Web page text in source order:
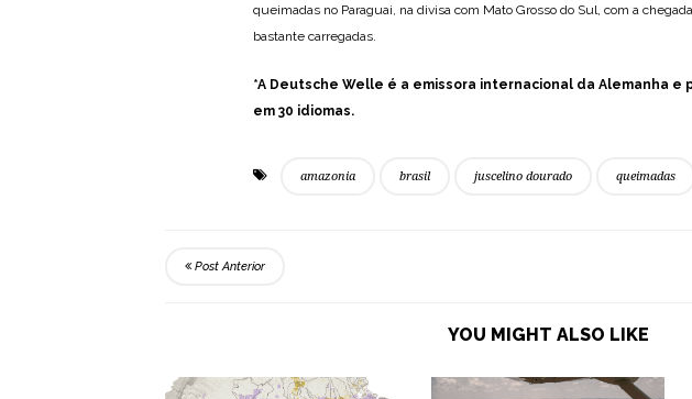
queimadas no Paraguai, na divisa com Mato Grosso do Sul, com a
bastante carregadas.
*A Deutsche Welle é a emissora internacional da Alemanha
em 30 idiomas.
amazonia brasil juscelino dourado queimadas
Post Anterior
YOU MIGHT ALSO LIKE